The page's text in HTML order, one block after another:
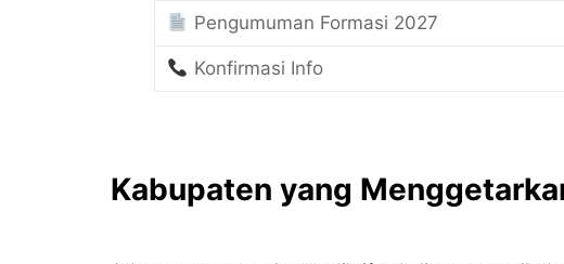
Pengumuman Formasi 2027
Konfirmasi Info
Kabupaten yang